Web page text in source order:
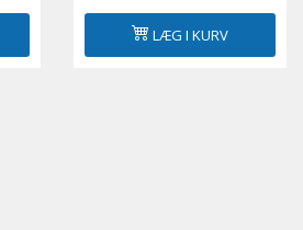
LÆG I KURV